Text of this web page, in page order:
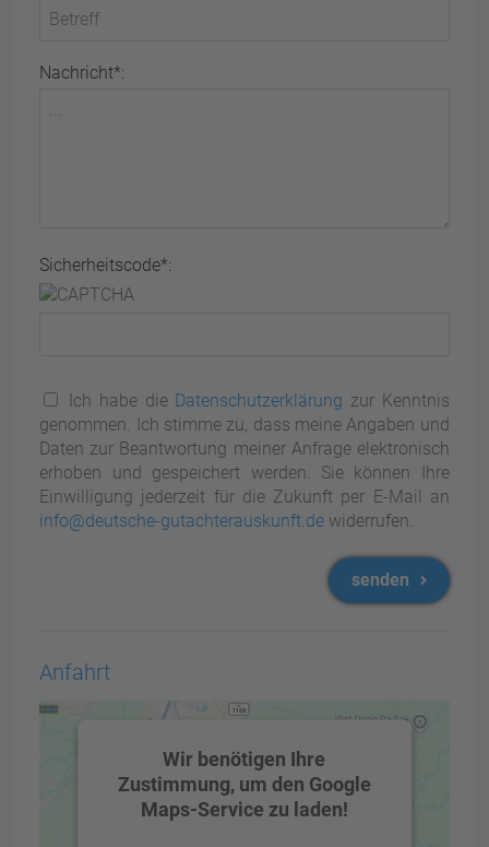
Nachricht*:
Sicherheitscode*:
Ich habe die Datenschutzerklärung zur Kenntnis
genommen. Ich stimme zu, dass meine Angaben und
Daten zur Beantwortung meiner Anfrage elektronisch
erhoben und gespeichert werden. Sie können Ihre
Einwilligung jederzeit für die Zukunft per E-Mail an
info@deutsche-gutachterauskunft.de widerrufen.
senden
Anfahrt
Wir benötigen Ihre
Zustimmung, um den Google
Maps-Service zu laden!